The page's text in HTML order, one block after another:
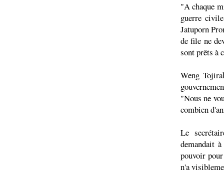
"A chaque
guerre
Jatuporn
de file ne
sont prêts à
Weng
"Nous ne
combien
Le
demandait
pouvoir
n'a